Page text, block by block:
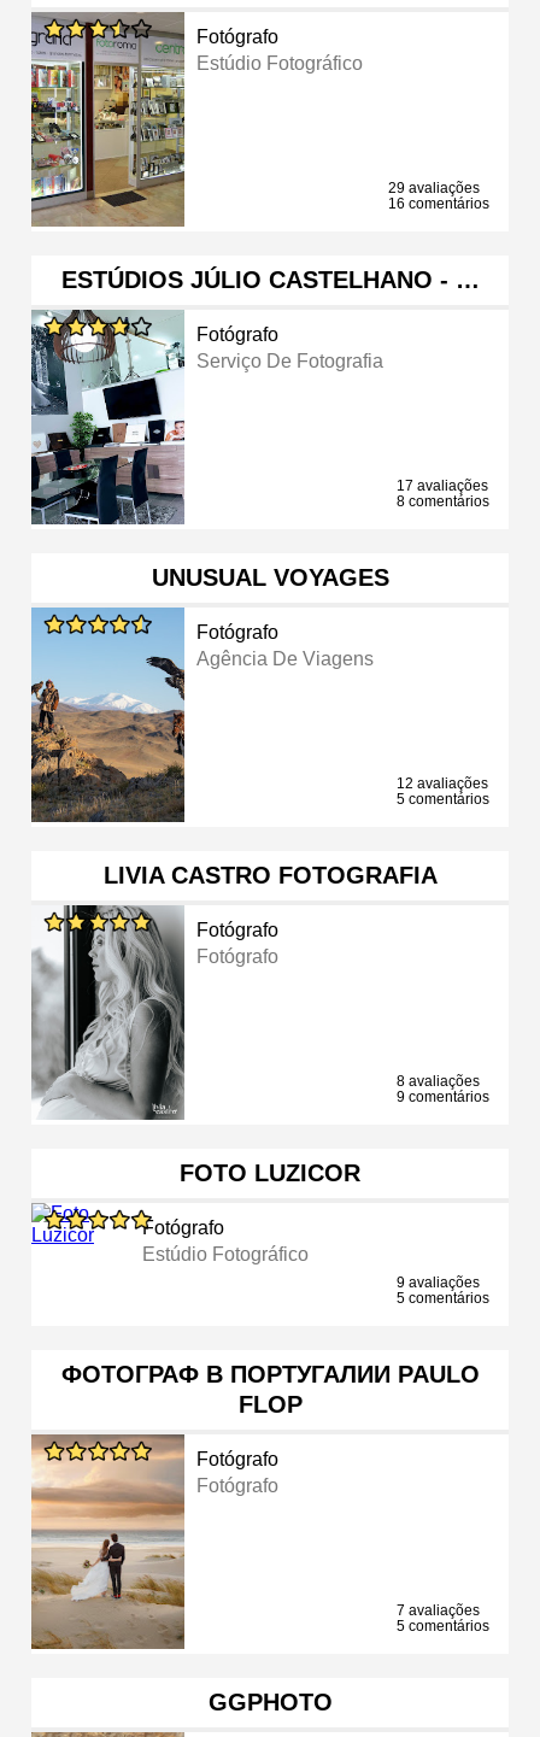
Fotógrafo
Estúdio Fotográfico
29 avaliações
16 comentários
ESTÚDIOS JÚLIO CASTELHANO - …
Fotógrafo
Serviço De Fotografia
17 avaliações
8 comentários
UNUSUAL VOYAGES
Fotógrafo
Agência De Viagens
12 avaliações
5 comentários
LIVIA CASTRO FOTOGRAFIA
Fotógrafo
Fotógrafo
8 avaliações
9 comentários
FOTO LUZICOR
Fotógrafo
Estúdio Fotográfico
9 avaliações
5 comentários
ФОТОГРАФ В ПОРТУГАЛИИ PAULO
FLOP
Fotógrafo
Fotógrafo
7 avaliações
5 comentários
GGPHOTO